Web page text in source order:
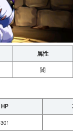
属性
闇
HP
301